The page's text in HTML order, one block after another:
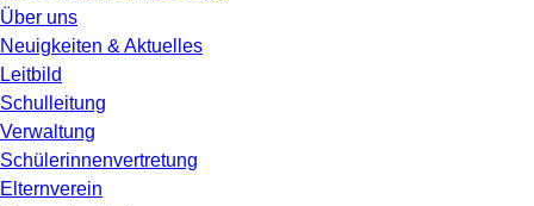
Über uns
Neuigkeiten & Aktuelles
Leitbild
Schulleitung
Verwaltung
Schülerinnenvertretung
Elternverein